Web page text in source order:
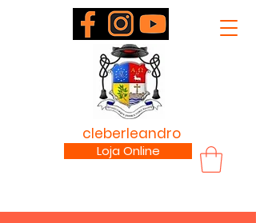
cleberleandro
Loja Online